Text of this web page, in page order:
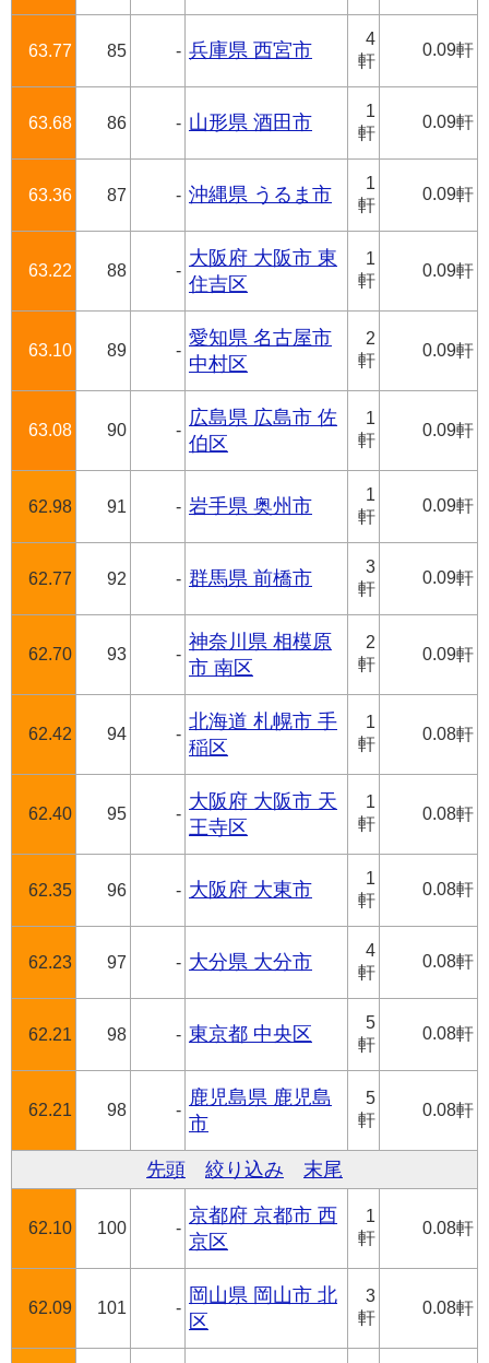
63.77 85 - 兵庫県 西宮市
4
軒
0.09軒
63.68 86 - 山形県 酒田市
1
軒
0.09軒
63.36 87 - 沖縄県 うるま市
1
軒
0.09軒
63.22 88 -
大阪府 大阪市 東
住吉区
1
軒
0.09軒
63.10 89 -
愛知県 名古屋市
中村区
2
軒
0.09軒
63.08 90 -
広島県 広島市 佐
伯区
1
軒
0.09軒
62.98 91 - 岩手県 奥州市
1
軒
0.09軒
62.77 92 - 群馬県 前橋市
3
軒
0.09軒
62.70 93 -
神奈川県 相模原
市 南区
2
軒
0.09軒
62.42 94 -
北海道 札幌市 手
稲区
1
軒
0.08軒
62.40 95 -
大阪府 大阪市 天
王寺区
1
軒
0.08軒
62.35 96 - 大阪府 大東市
1
軒
0.08軒
62.23 97 - 大分県 大分市
4
軒
0.08軒
62.21 98 - 東京都 中央区
5
軒
0.08軒
62.21 98 -
鹿児島県 鹿児島
市
5
軒
0.08軒
先頭 絞り込み 末尾
62.10 100 -
京都府 京都市 西
京区
1
軒
0.08軒
62.09 101 -
岡山県 岡山市 北
区
3
軒
0.08軒